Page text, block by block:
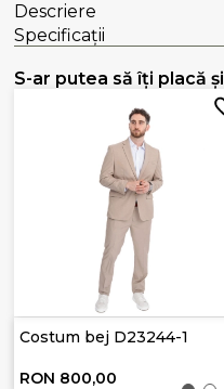
Descriere
Specificații
S-ar putea să îți placă și
Costum bej D23244-1
RON 800,00